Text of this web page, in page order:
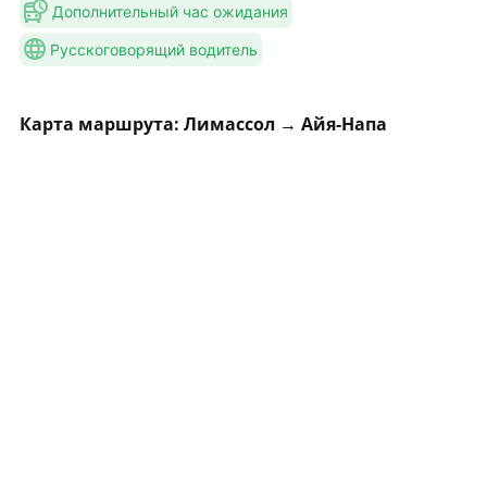
Дополнительный час ожидания
Русскоговорящий водитель
Карта маршрута: Лимассол → Айя-Напа